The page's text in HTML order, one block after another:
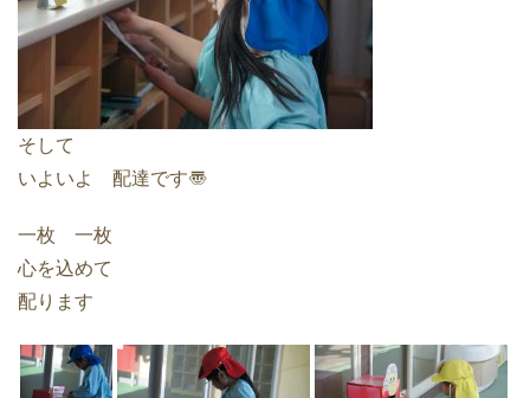
そして
いよいよ 配達です〠
一枚 一枚
心を込めて
配ります